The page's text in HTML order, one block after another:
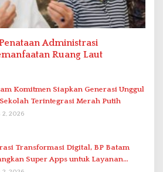
Administrasi
Ruang Laut
Komitmen Siapkan Generasi Unggul
Terintegrasi Merah Putih
2, 2026
Transformasi Digital, BP Batam
Super Apps untuk Layanan